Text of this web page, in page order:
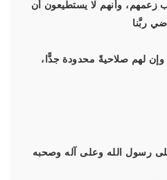
وأنهم لا يستطيعون أن
ربَّنا
وإن لهم صلاحيةً محدودة جدًّا،
على رسول الله وعلى آله وصحبه